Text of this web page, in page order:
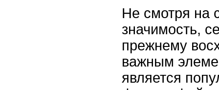
Не смотря на
значимость,
прежнему
важным
является